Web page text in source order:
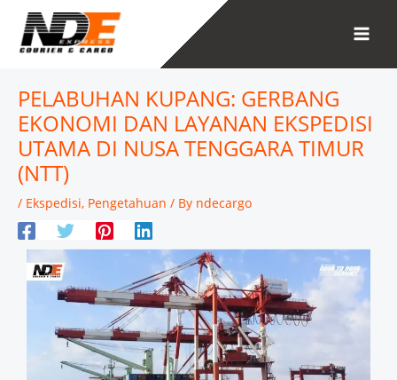
content
PELABUHAN KUPANG: GERBANG
EKONOMI DAN LAYANAN EKSPEDISI
UTAMA DI NUSA TENGGARA TIMUR
(NTT)
/ Ekspedisi, Pengetahuan / By ndecargo